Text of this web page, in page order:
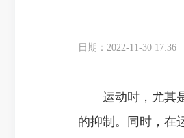
日期：2022-11-30 17:36
运动时，尤其是
的抑制。同时，在